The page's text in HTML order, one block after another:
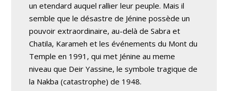
un etendard auquel rallier leur peuple. Mais il
semble que le désastre de Jénine possède un
pouvoir extraordinaire, au-delà de Sabra et
Chatila, Karameh et les événements du Mont du
Temple en 1991, qui met Jénine au meme
niveau que Deir Yassine, le symbole tragique de
la Nakba (catastrophe) de 1948.